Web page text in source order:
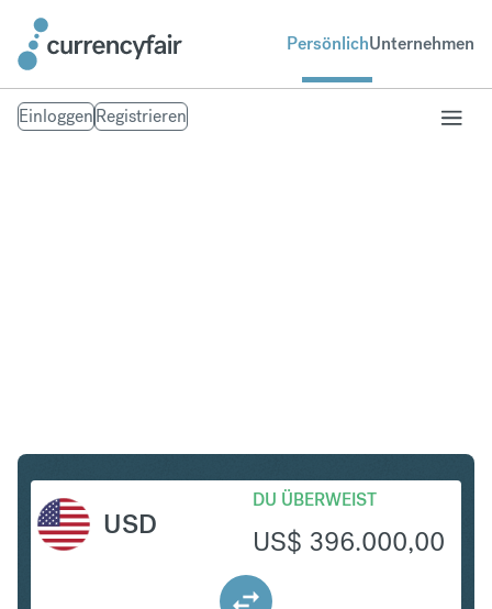
PersönlichUnternehmen
EinloggenRegistrieren
USD
DU ÜBERWEIST
US$ 396.000,00